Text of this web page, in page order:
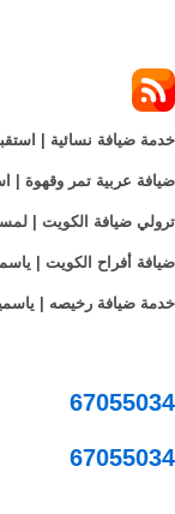
خدمة ضيافة نسائية |
ضيافة عربية تمر وقهوة |
ترولي ضيافة الكويت |
ضيافة أفراح الكويت |
خدمة ضيافة رخيصه |
67055034
67055034